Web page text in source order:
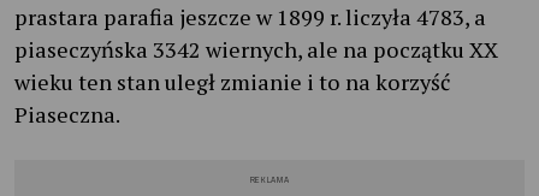
prastara parafia jeszcze w 1899 r. liczyła 4783, a
piaseczyńska 3342 wiernych, ale na początku XX
wieku ten stan uległ zmianie i to na korzyść
Piaseczna.
REKLAMA